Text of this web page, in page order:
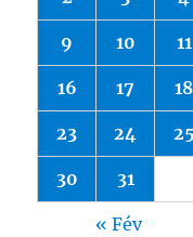
9 10 11
16 17 18
23 24 25
30 31
« Fév